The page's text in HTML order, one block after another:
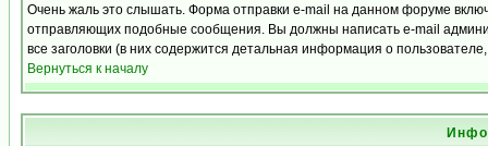
Очень жаль это слышать. Форма отправки e-mail на данном форуме
отправляющих подобные сообщения. Вы должны написать e-mail
все заголовки (в них содержится детальная информация о
Вернуться к началу